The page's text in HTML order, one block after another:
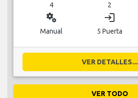
4 2
miscellaneous_services
Manual
login
5 Puerta
VER DETALLES...
VER TODO